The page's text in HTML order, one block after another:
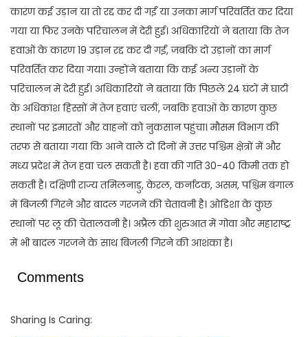
कारण कई उड़ान या तो रद्द कर दी गईं या उनका मार्ग परिवर्तित कर दिया
गया या फिर उनके परिचालन में देरी हुई। अधिकारियों ने बताया कि तेज
हवाओं के कारण 19 उड़ान रद्द कर दी गईं, जबकि दो उड़ानों का मार्ग
परिवर्तित कर दिया गया। उन्होंने बताया कि कई अन्य उड़ानों के
परिचालन में देरी हुई। अधिकारियों ने बताया कि पिछले 24 घंटों में घाटी
के अधिकांश हिस्सों में तेज हवाएं चलीं, जबकि हवाओं के कारण कुछ
स्थानों पर इमारतों और वाहनों को नुकसान पहुंचा। मौसम विभाग की
तरफ से बताया गया कि आने वाले दो दिनों में उत्तर पश्चिम क्षेत्रों में और
मध्य प्रदेश में तेज हवा चल सकती है। हवा की गति 30-40 किमी तक हो
सकती है। दक्षिणी राज्य तमिलनाडु, केरल, कर्नाटक, असम, पश्चिम बंगाल
में बिजली गिरने और बादल गरजने की चेतावनी है। ओडिशा के कुछ
स्थानों पर लू की चेतालवनी है। अप्रैल की शुरुआत में गोवा और महाराष्ट्र
में भी बादल गरजने के साथ बिजली गिरने की आशंका है।
Comments
Sharing Is Caring: